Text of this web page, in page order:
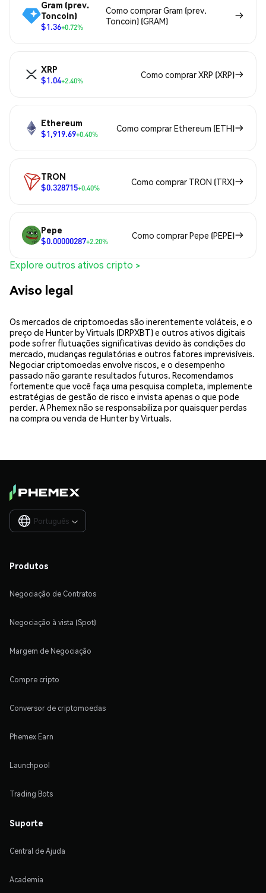
Gram (prev.
Toncoin)
$1.36+0.72%
Como comprar Gram (prev.
Toncoin) (GRAM)
XRP
$1.04+2.40%
Como comprar XRP (XRP)
Ethereum
$1,919.69+0.40%
Como comprar Ethereum (ETH)
TRON
$0.328715+0.40%
Como comprar TRON (TRX)
Pepe
$0.00000287+2.20%
Como comprar Pepe (PEPE)
Explore outros ativos cripto >
Aviso legal
Os mercados de criptomoedas são inerentemente voláteis, e o
preço de Hunter by Virtuals (DRPXBT) e outros ativos digitais
pode sofrer flutuações significativas devido às condições do
mercado, mudanças regulatórias e outros fatores imprevisíveis.
Negociar criptomoedas envolve riscos, e o desempenho
passado não garante resultados futuros. Recomendamos
fortemente que você faça uma pesquisa completa, implemente
estratégias de gestão de risco e invista apenas o que pode
perder. A Phemex não se responsabiliza por quaisquer perdas
na compra ou venda de Hunter by Virtuals.
Português 
Produtos
Negociação de Contratos
Negociação à vista (Spot)
Margem de Negociação
Compre cripto
Conversor de criptomoedas
Phemex Earn
Launchpool
Trading Bots
Suporte
Central de Ajuda
Academia